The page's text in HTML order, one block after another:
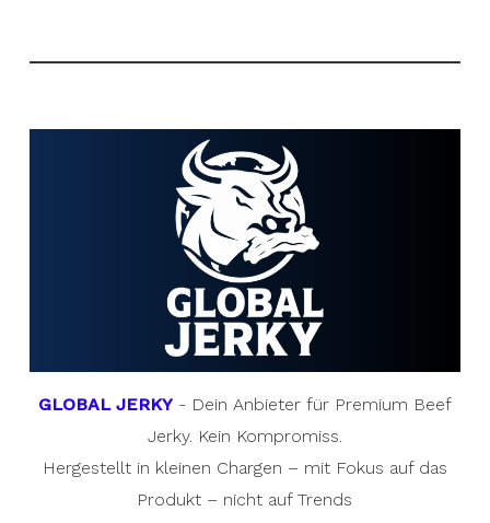
GLOBAL JERKY- Dein Anbieter für Premium Beef
Jerky. Kein Kompromiss.
Hergestellt in kleinen Chargen – mit Fokus auf das
Produkt – nicht auf Trends